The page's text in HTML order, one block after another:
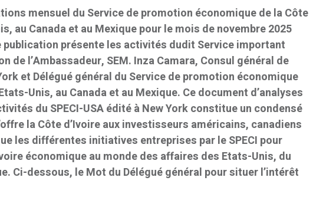
mensuel du Service de promotion économique de la Côte
au Canada et au Mexique pour le mois de novembre 2025
présente les activités dudit Service important
de l’Ambassadeur, SEM. Inza Camara, Consul général de
et Délégué général du Service de promotion économique
Unis, au Canada et au Mexique. Ce document d’analyses
du SPECI-USA édité à New York constitue un condensé
la Côte d’Ivoire aux investisseurs américains, canadiens
les différentes initiatives entreprises par le SPECI pour
économique au monde des affaires des Etats-Unis, du
Ci-dessous, le Mot du Délégué général pour situer l’intérêt